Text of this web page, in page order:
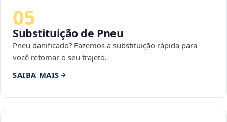
05
Substituição de Pneu
Pneu danificado? Fazemos a substituição rápida para
você retomar o seu trajeto.
SAIBA MAIS